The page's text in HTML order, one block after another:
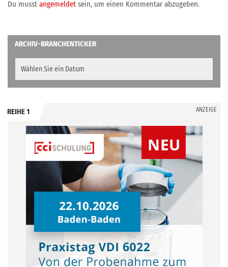
Du musst angemeldet sein, um einen Kommentar abzugeben.
ARCHIV-BRANCHENTICKER
REIHE 1 ANZEIGE